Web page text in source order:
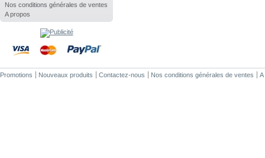
Nos conditions générales de ventes
A propos
Promotions Nouveaux produits Contactez-nous Nos conditions générales de ventes A